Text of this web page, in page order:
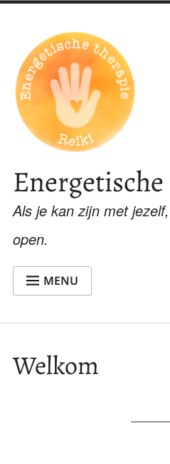
content
Als je kan zijn met
open.
MENU
ENERGETISCHE
Welkom